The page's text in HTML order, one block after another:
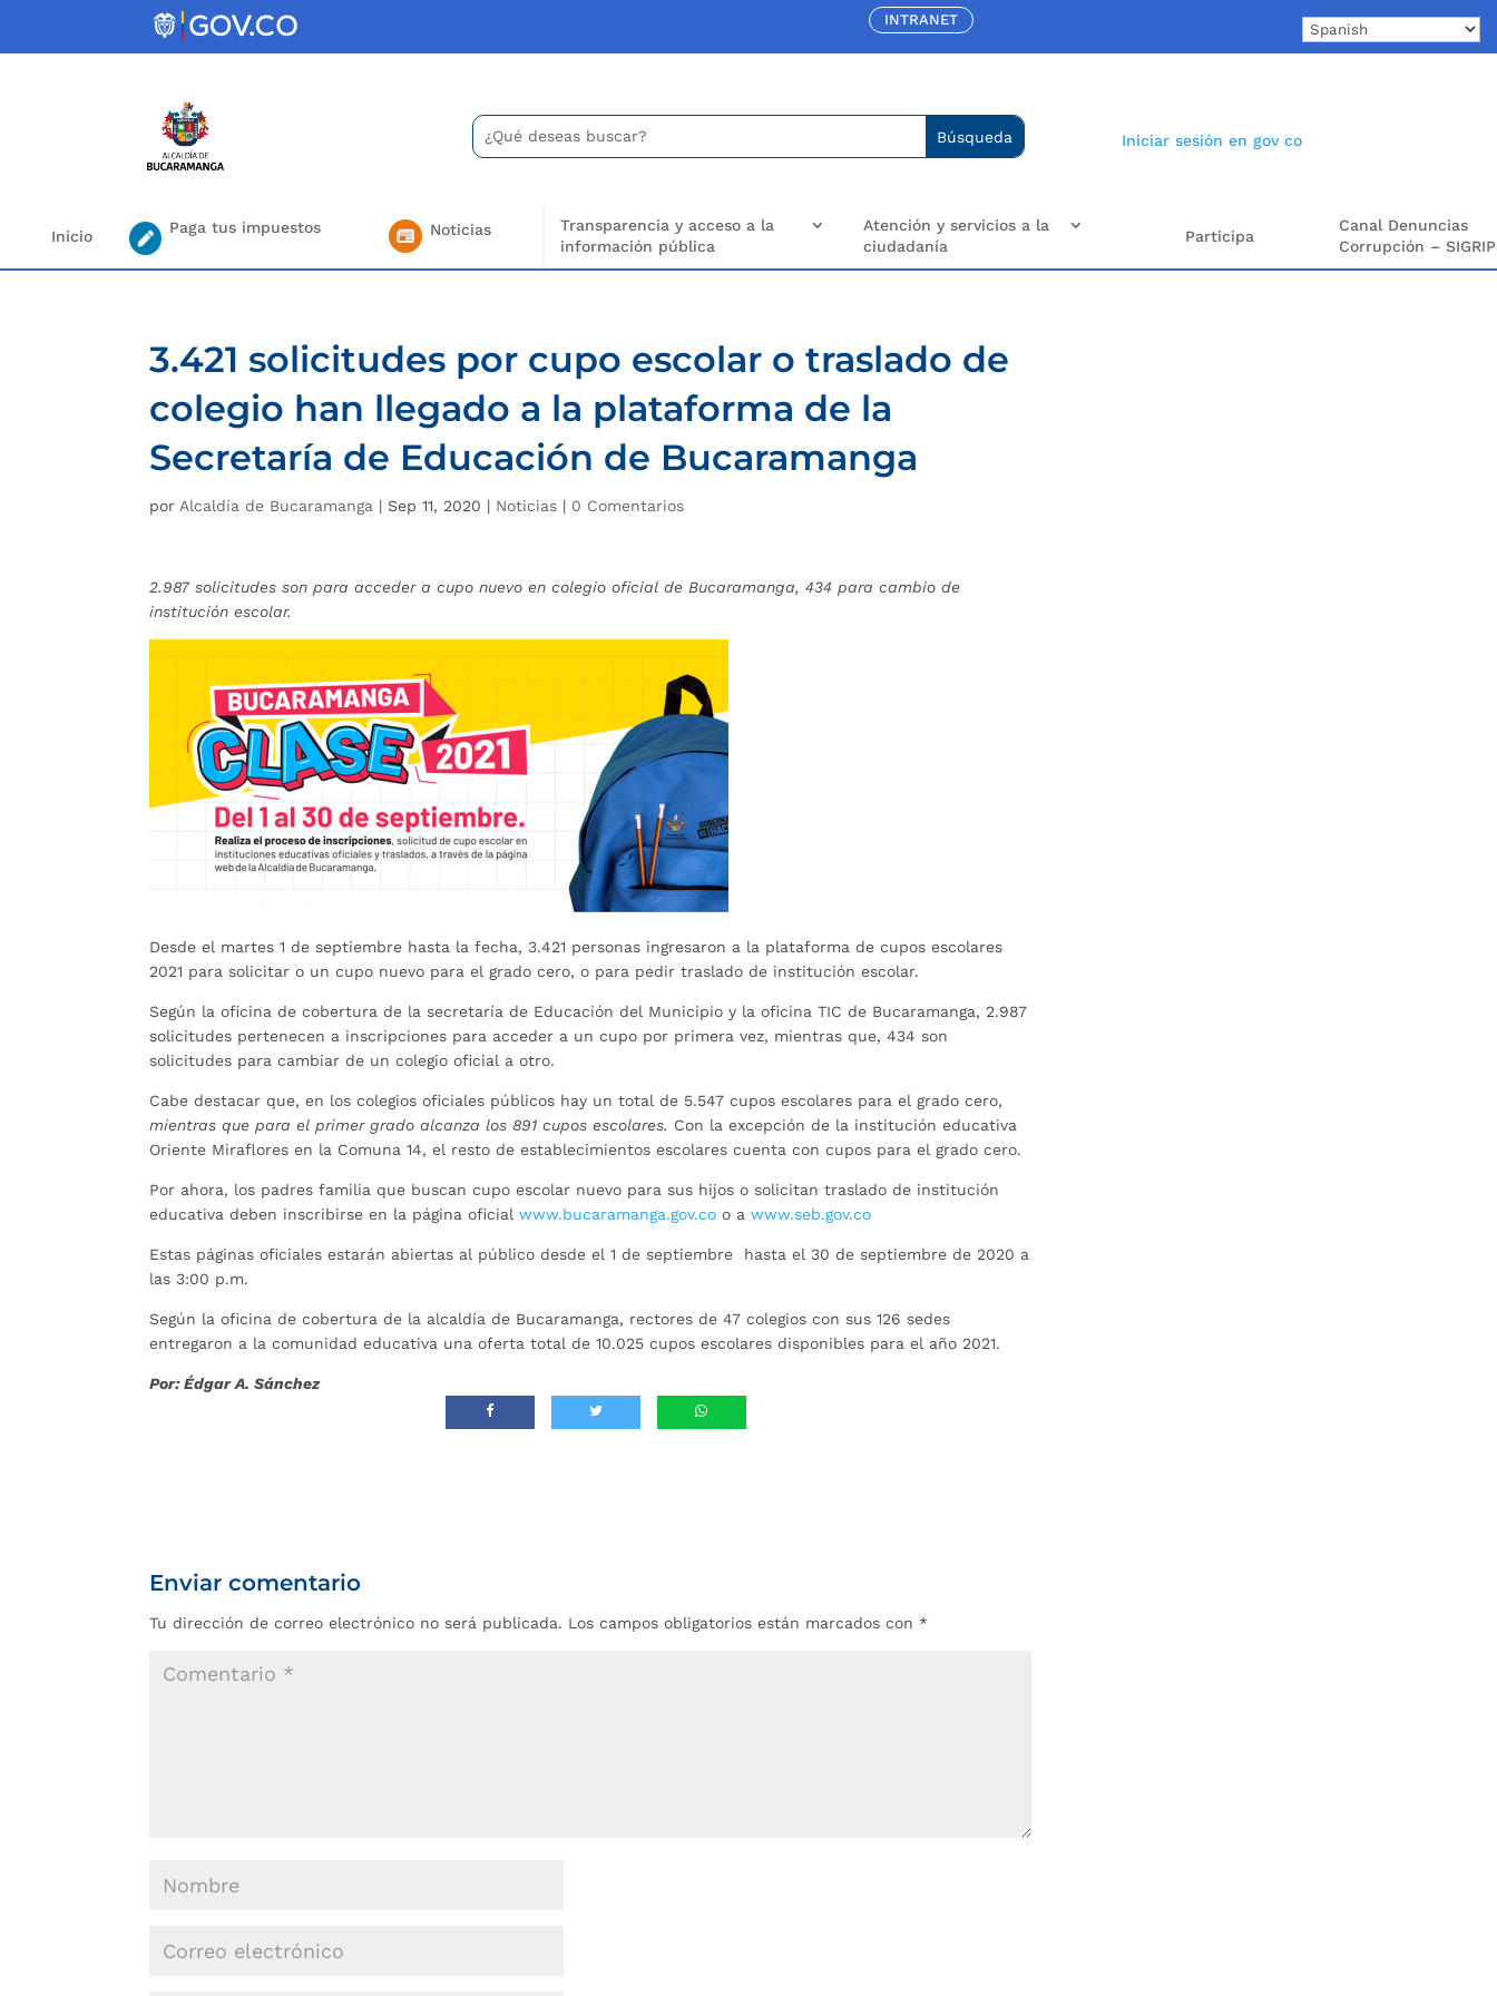
INTRANET
Buscar:
Search
for...
Iniciar sesión en gov co
Inicio Paga tus impuestos Noticias
Transparencia y acceso a la
información pública
Atención y servicios a la
ciudadanía
Participa
Canal Denuncias
Corrupción – SIGRIP
3.421 solicitudes por cupo escolar o traslado de
colegio han llegado a la plataforma de la
Secretaría de Educación de Bucaramanga
por Alcaldía de Bucaramanga | Sep 11, 2020 | Noticias | 0 Comentarios
2.987 solicitudes son para acceder a cupo nuevo en colegio oficial de Bucaramanga, 434 para cambio de
institución escolar.
Desde el martes 1 de septiembre hasta la fecha, 3.421 personas ingresaron a la plataforma de cupos escolares
2021 para solicitar o un cupo nuevo para el grado cero, o para pedir traslado de institución escolar.
Según la oficina de cobertura de la secretaría de Educación del Municipio y la oficina TIC de Bucaramanga, 2.987
solicitudes pertenecen a inscripciones para acceder a un cupo por primera vez, mientras que, 434 son
solicitudes para cambiar de un colegio oficial a otro.
Cabe destacar que, en los colegios oficiales públicos hay un total de 5.547 cupos escolares para el grado cero,
mientras que para el primer grado alcanza los 891 cupos escolares. Con la excepción de la institución educativa
Oriente Miraflores en la Comuna 14, el resto de establecimientos escolares cuenta con cupos para el grado cero.
Por ahora, los padres familia que buscan cupo escolar nuevo para sus hijos o solicitan traslado de institución
educativa deben inscribirse en la página oficialwww.bucaramanga.gov.co o awww.seb.gov.co
Estas páginas oficiales estarán abiertas al público desde el 1 de septiembre hasta el 30 de septiembre de 2020 a
las 3:00 p.m.
Según la oficina de cobertura de la alcaldía de Bucaramanga, rectores de 47 colegios con sus 126 sedes
entregaron a la comunidad educativa una oferta total de 10.025 cupos escolares disponibles para el año 2021.
Por: Édgar A. Sánchez
Enviar comentario
Tu dirección de correo electrónico no será publicada. Los campos obligatorios están marcados con *